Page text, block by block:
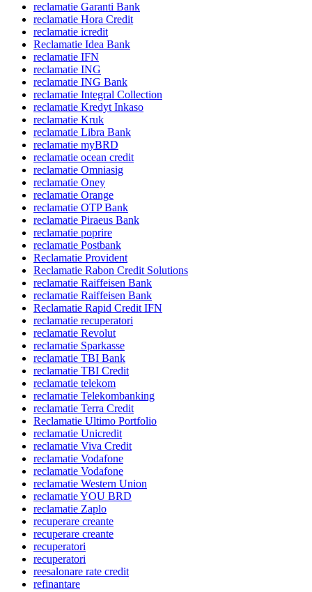
reclamatie Garanti Bank
reclamatie Hora Credit
reclamatie icredit
Reclamatie Idea Bank
reclamatie IFN
reclamatie ING
reclamatie ING Bank
reclamatie Integral Collection
reclamatie Kredyt Inkaso
reclamatie Kruk
reclamatie Libra Bank
reclamatie myBRD
reclamatie ocean credit
reclamatie Omniasig
reclamatie Oney
reclamatie Orange
reclamatie OTP Bank
reclamatie Piraeus Bank
reclamatie poprire
reclamatie Postbank
Reclamatie Provident
Reclamatie Rabon Credit Solutions
reclamatie Raiffeisen Bank
reclamatie Raiffeisen Bank
Reclamatie Rapid Credit IFN
reclamatie recuperatori
reclamatie Revolut
reclamatie Sparkasse
reclamatie TBI Bank
reclamatie TBI Credit
reclamatie telekom
reclamatie Telekombanking
reclamatie Terra Credit
Reclamatie Ultimo Portfolio
reclamatie Unicredit
reclamatie Viva Credit
reclamatie Vodafone
reclamatie Vodafone
reclamatie Western Union
reclamatie YOU BRD
reclamatie Zaplo
recuperare creante
recuperare creante
recuperatori
recuperatori
reesalonare rate credit
refinantare